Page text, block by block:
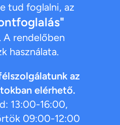
tud foglalni, az
rendelőben
használata.
az
elérhető.
13:00-16:00,
09:00-12:00